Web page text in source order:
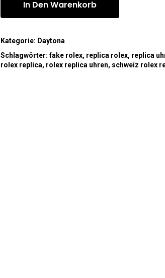
In Den Warenkorb
Kategorie: Daytona
Schlagwörter:fake rolex, replica rolex, replica
rolex replica, rolex replica uhren, schweiz rolex